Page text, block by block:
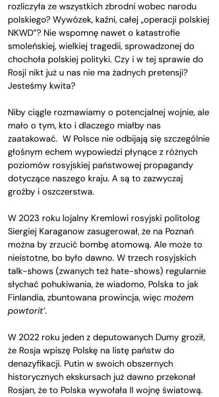
rozliczyła ze wszystkich zbrodni wobec narodu
polskiego? Wywózek, kaźni, całej „operacji polskiej
NKWD”? Nie wspomnę nawet o katastrofie
smoleńskiej, wielkiej tragedii, sprowadzonej do
chochoła polskiej polityki. Czy i w tej sprawie do
Rosji nikt już u nas nie ma żadnych pretensji?
Jesteśmy kwita?
Niby ciągle rozmawiamy o potencjalnej wojnie, ale
mało o tym, kto i dlaczego miałby nas
zaatakować. W Polsce nie odbijają się szczególnie
głośnym echem wypowiedzi płynące z różnych
poziomów rosyjskiej państwowej propagandy
dotyczące naszego kraju. A są to zazwyczaj
groźby i oszczerstwa.
W 2023 roku lojalny Kremlowi rosyjski politolog
Siergiej Karaganow zasugerował, że na Poznań
można by zrzucić bombę atomową. Ale może to
nieistotne, bo było dawno. W trzech rosyjskich
talk-shows (zwanych też hate-shows) regularnie
słychać pohukiwania, że wiadomo, Polska to jak
Finlandia, zbuntowana prowincja, więc możem
powtorit’.
W 2022 roku jeden z deputowanych Dumy groził,
że Rosja wpiszę Polskę na listę państw do
denazyfikacji. Putin w swoich obszernych
historycznych ekskursach już dawno przekonał
Rosjan, że to Polska wywołała II wojnę światową.